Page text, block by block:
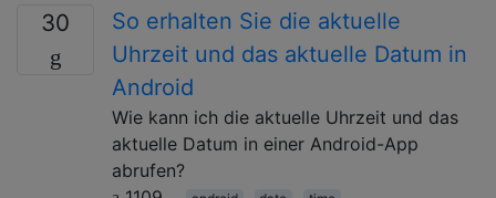
30
So erhalten Sie die aktuelle
Uhrzeit und das aktuelle Datum in
Android
Wie kann ich die aktuelle Uhrzeit und das
aktuelle Datum in einer Android-App
abrufen?